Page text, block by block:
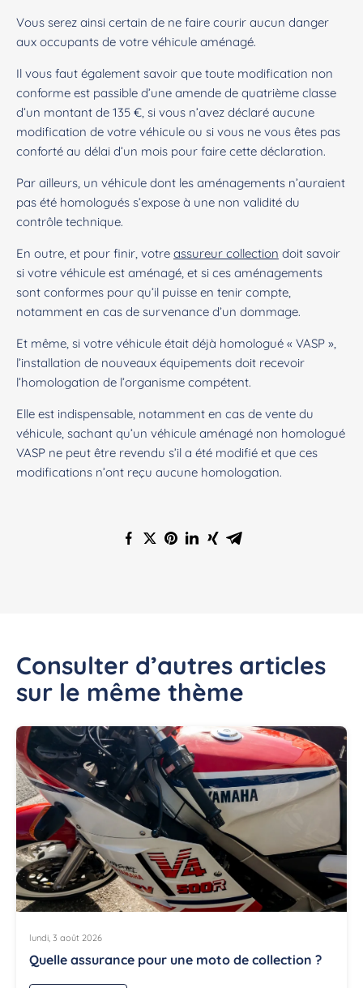
Vous serez ainsi certain de ne faire courir aucun danger
aux occupants de votre véhicule aménagé.
Il vous faut également savoir que toute modification non
conforme est passible d’une amende de quatrième classe
d’un montant de 135 €, si vous n’avez déclaré aucune
modification de votre véhicule ou si vous ne vous êtes pas
conforté au délai d’un mois pour faire cette déclaration.
Par ailleurs, un véhicule dont les aménagements n’auraient
pas été homologués s’expose à une non validité du
contrôle technique.
En outre, et pour finir, votre assureur collection doit savoir
si votre véhicule est aménagé, et si ces aménagements
sont conformes pour qu’il puisse en tenir compte,
notamment en cas de survenance d’un dommage.
Et même, si votre véhicule était déjà homologué « VASP »,
l’installation de nouveaux équipements doit recevoir
l’homologation de l’organisme compétent.
Elle est indispensable, notamment en cas de vente du
véhicule, sachant qu’un véhicule aménagé non homologué
VASP ne peut être revendu s’il a été modifié et que ces
modifications n’ont reçu aucune homologation.
Consulter d’autres articles
sur le même thème
lundi, 3 août 2026
Quelle assurance pour une moto de collection ?